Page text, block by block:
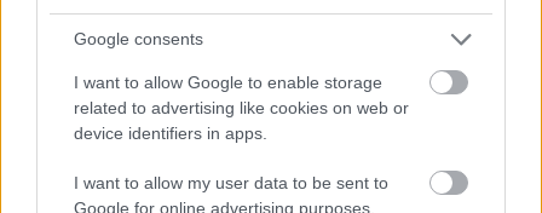
Google consents
I want to allow Google to enable storage
related to advertising like cookies on web or
device identifiers in apps.
I want to allow my user data to be sent to
Google for online advertising purposes.